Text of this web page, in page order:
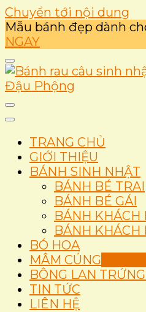
Chuyển tới nội dung
Mẫu bánh đẹp dành
NGAY
Bánh rau
Biên Hòa –
Phộng
TRANG CHỦ
GIỚI THIỆU
BÁNH SINH NHẬT
BÁNH BÉ TRAI
BÁNH BÉ GÁI
BÁNH KHÁCH
BÁNH KHÁCH
BÓ HOA
MÂM CÚNG
BÔNG LAN
TIN TỨC
LIÊN HỆ